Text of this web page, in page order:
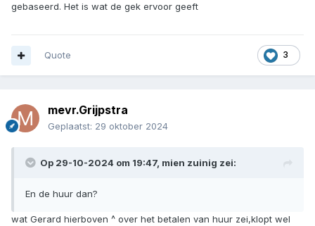
gebaseerd. Het is wat de gek ervoor geeft
3
Quote
mevr.Grijpstra
Geplaatst: 29 oktober 2024
Op 29-10-2024 om 19:47, mien zuinig zei:
En de huur dan?
wat Gerard hierboven ^ over het betalen van huur zei,klopt wel